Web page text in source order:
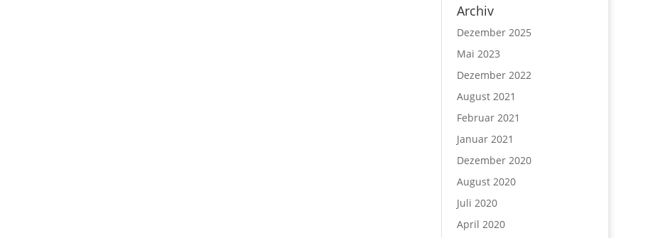
Archiv
Dezember 2025
Mai 2023
Dezember 2022
August 2021
Februar 2021
Januar 2021
Dezember 2020
August 2020
Juli 2020
April 2020